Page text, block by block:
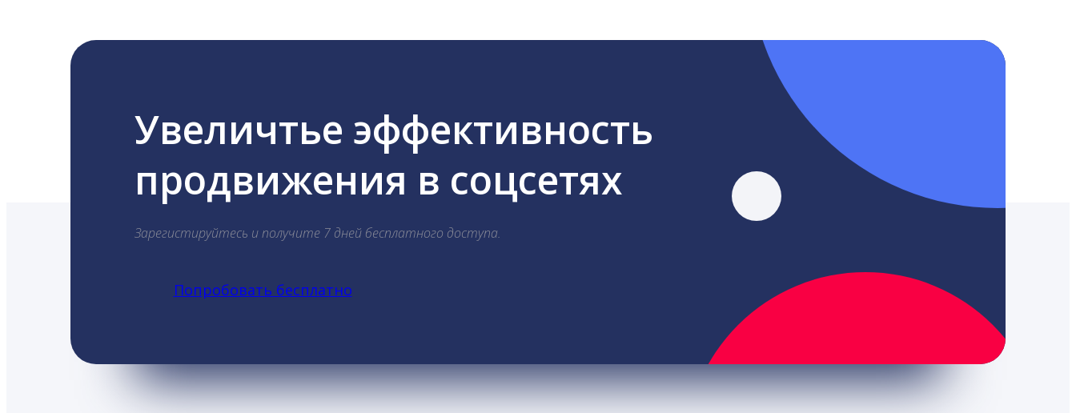
Увеличтье эффективность
продвижения в соцсетях
Зарегистируйтесь и получите 7 дней бесплатного доступа.
Попробовать бесплатно